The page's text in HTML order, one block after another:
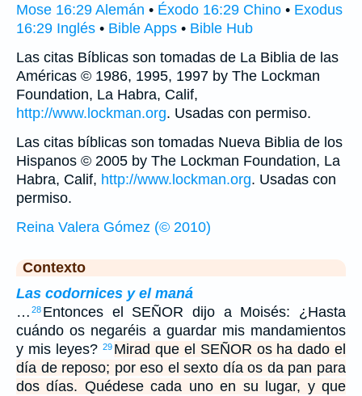
Mose 16:29 Alemán • Éxodo 16:29 Chino • Exodus
16:29 Inglés • Bible Apps • Bible Hub
Las citas Bíblicas son tomadas de La Biblia de las
Américas © 1986, 1995, 1997 by The Lockman
Foundation, La Habra, Calif,
http://www.lockman.org. Usadas con permiso.
Las citas bíblicas son tomadas Nueva Biblia de los
Hispanos © 2005 by The Lockman Foundation, La
Habra, Calif, http://www.lockman.org. Usadas con
permiso.
Reina Valera Gómez (© 2010)
Contexto
Las codornices y el maná
… 28 Entonces el SEÑOR dijo a Moisés: ¿Hasta
cuándo os negaréis a guardar mis mandamientos
y mis leyes? 29 Mirad que el SEÑOR os ha dado el
día de reposo; por eso el sexto día os da pan para
dos días. Quédese cada uno en su lugar, y que